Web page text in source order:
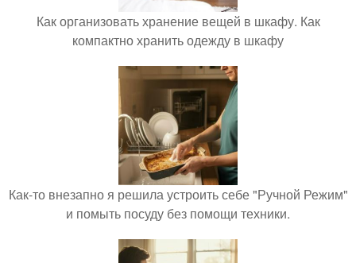
Как организовать хранение вещей в шкафу. Как
компактно хранить одежду в шкафу
Как-то внезапно я решила устроить себе "Ручной Режим"
и помыть посуду без помощи техники.